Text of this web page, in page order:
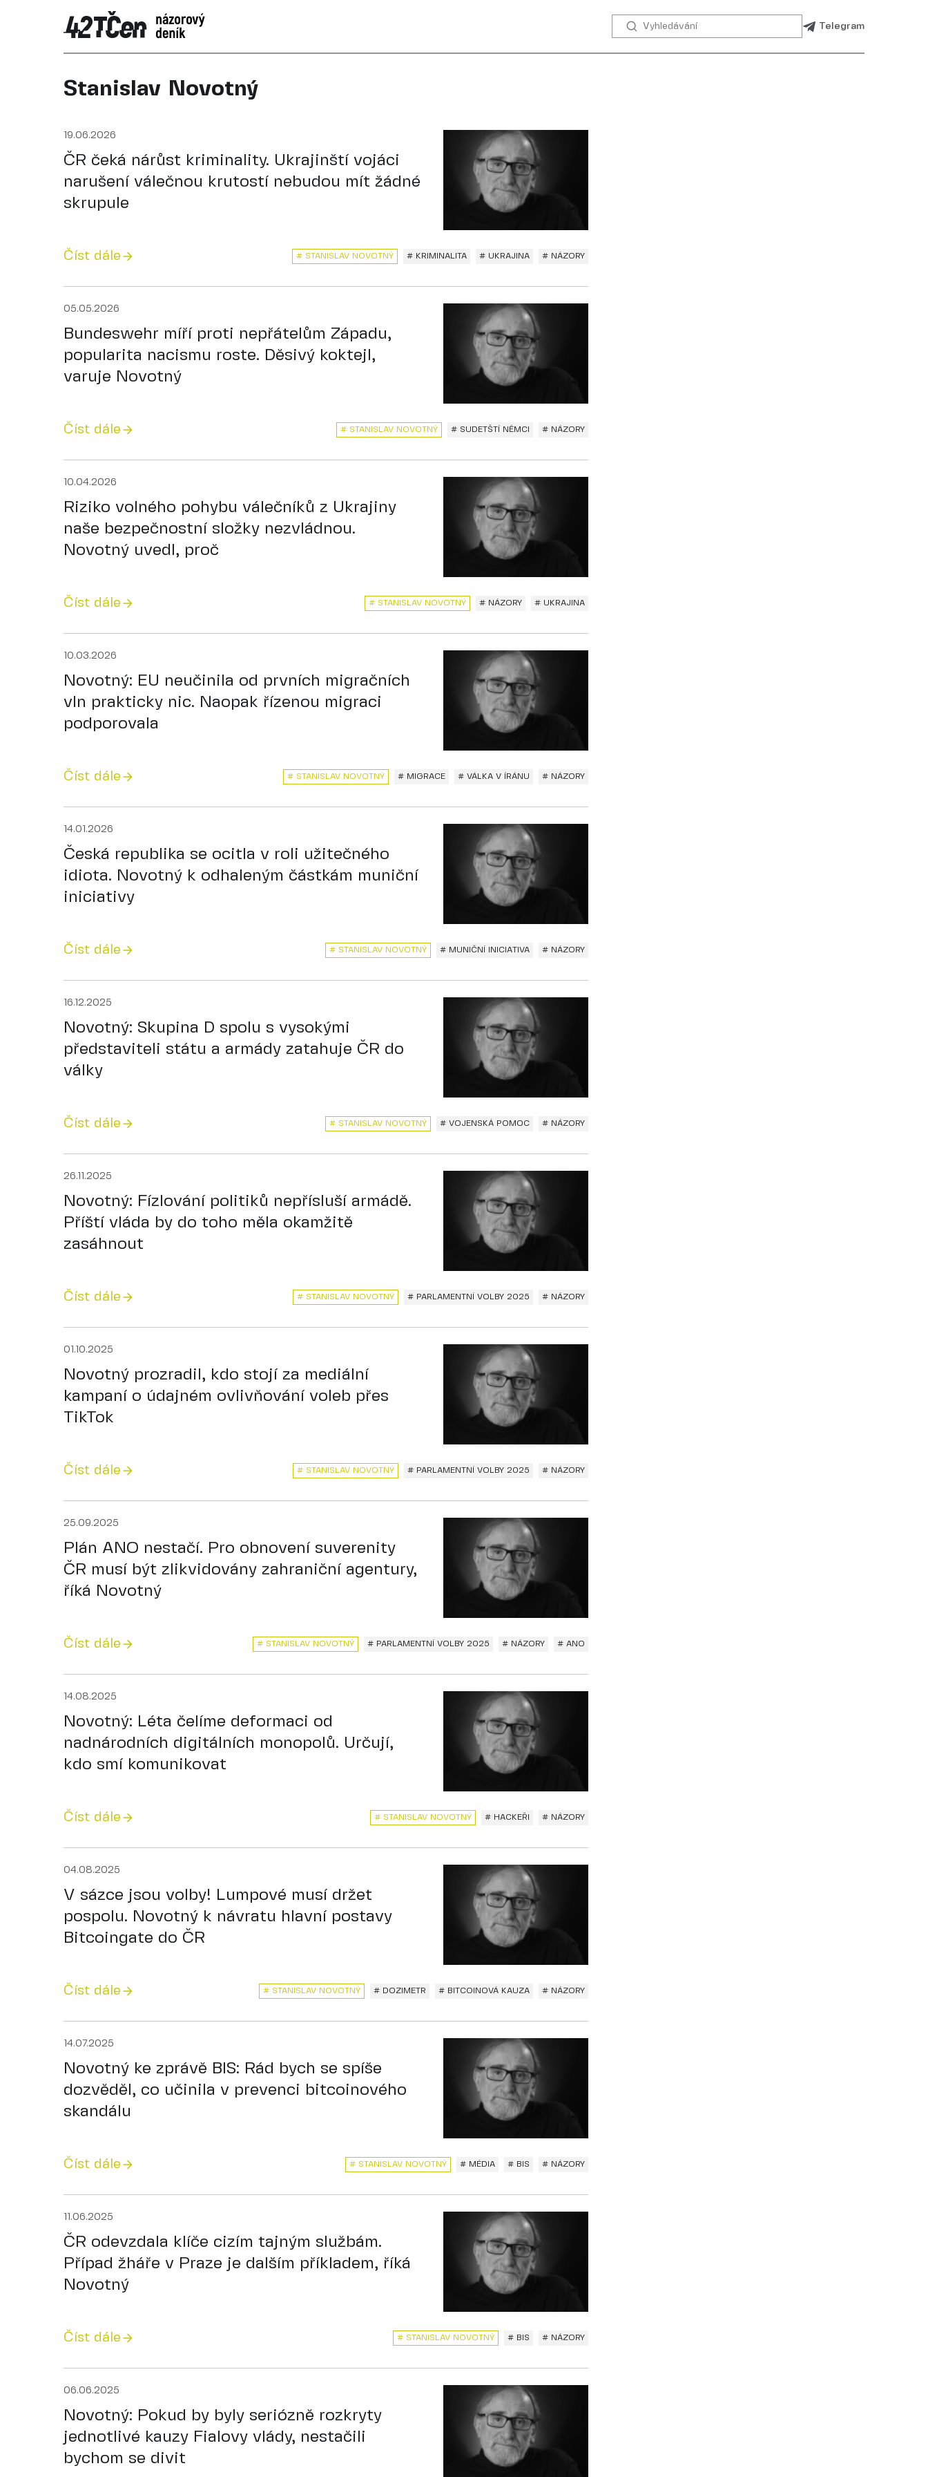
Telegram
Stanislav Novotný
19.06.2026
ČR čeká nárůst kriminality. Ukrajinští vojáci
narušení válečnou krutostí nebudou mít žádné
skrupule
Číst dále # KRIMINALITA # UKRAJINA # NÁZORY
# STANISLAV NOVOTNÝ
05.05.2026
Bundeswehr míří proti nepřátelům Západu,
popularita nacismu roste. Děsivý koktejl,
varuje Novotný
Číst dále # SUDETŠTÍ NĚMCI # NÁZORY
# STANISLAV NOVOTNÝ
10.04.2026
Riziko volného pohybu válečníků z Ukrajiny
naše bezpečnostní složky nezvládnou.
Novotný uvedl, proč
Číst dále # NÁZORY # UKRAJINA
# STANISLAV NOVOTNÝ
10.03.2026
Novotný: EU neučinila od prvních migračních
vln prakticky nic. Naopak řízenou migraci
podporovala
Číst dále # MIGRACE # VÁLKA V ÍRÁNU # NÁZORY
# STANISLAV NOVOTNÝ
14.01.2026
Česká republika se ocitla v roli užitečného
idiota. Novotný k odhaleným částkám muniční
iniciativy
Číst dále # MUNIČNÍ INICIATIVA
# STANISLAV NOVOTNÝ # NÁZORY
16.12.2025
Novotný: Skupina D spolu s vysokými
představiteli státu a armády zatahuje ČR do
války
Číst dále # VOJENSKÁ POMOC # NÁZORY
# STANISLAV NOVOTNÝ
26.11.2025
Novotný: Fízlování politiků nepřísluší armádě.
Příští vláda by do toho měla okamžitě
zasáhnout
Číst dále # PARLAMENTNÍ VOLBY 2025
# STANISLAV NOVOTNÝ # NÁZORY
01.10.2025
Novotný prozradil, kdo stojí za mediální
kampaní o údajném ovlivňování voleb přes
TikTok
Číst dále # PARLAMENTNÍ VOLBY 2025 # NÁZORY
# STANISLAV NOVOTNÝ
25.09.2025
Plán ANO nestačí. Pro obnovení suverenity
ČR musí být zlikvidovány zahraniční agentury,
říká Novotný
Číst dále # PARLAMENTNÍ VOLBY 2025 # NÁZORY # ANO
# STANISLAV NOVOTNÝ
14.08.2025
Novotný: Léta čelíme deformaci od
nadnárodních digitálních monopolů. Určují,
kdo smí komunikovat
Číst dále # HACKEŘI # NÁZORY
# STANISLAV NOVOTNÝ
04.08.2025
V sázce jsou volby! Lumpové musí držet
pospolu. Novotný k návratu hlavní postavy
Bitcoingate do ČR
Číst dále # DOZIMETR # BITCOINOVÁ KAUZA # NÁZORY
# STANISLAV NOVOTNÝ
14.07.2025
Novotný ke zprávě BIS: Rád bych se spíše
dozvěděl, co učinila v prevenci bitcoinového
skandálu
Číst dále # MÉDIA # BIS # NÁZORY
# STANISLAV NOVOTNÝ
11.06.2025
ČR odevzdala klíče cizím tajným službám.
Případ žháře v Praze je dalším příkladem, říká
Novotný
Číst dále # BIS # NÁZORY
# STANISLAV NOVOTNÝ
06.06.2025
Novotný: Pokud by byly seriózně rozkryty
jednotlivé kauzy Fialovy vlády, nestačili
bychom se divit